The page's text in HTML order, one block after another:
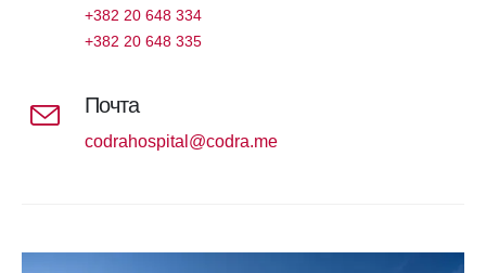
+382 20 648 334
+382 20 648 335
Почта
codrahospital@codra.me